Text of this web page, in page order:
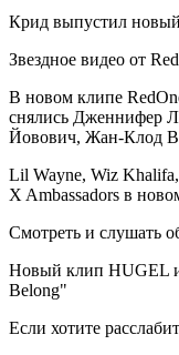
Крид выпустил
Звездное видео от
В новом клипе
снялись Дженнифер
Йовович, Жан-Клод
Lil Wayne, Wiz
X Ambassadors в
Смотреть и слушать
Новый клип HUGEL и
Belong"
Если хотите